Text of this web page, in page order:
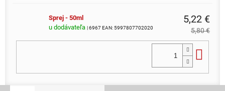
Sprej - 50ml
u dodávateľa | 6967EAN:5997807702020
5,22 €
5,80 €